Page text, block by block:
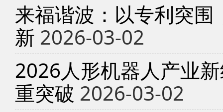
来福谐波：以专利突
新 2026-03-02
2026人形机器人产业
重突破 2026-03-02